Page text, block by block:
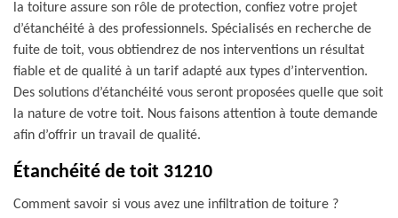
la toiture assure son rôle de protection, confiez votre projet
d’étanchéité à des professionnels. Spécialisés en recherche de
fuite de toit, vous obtiendrez de nos interventions un résultat
fiable et de qualité à un tarif adapté aux types d’intervention.
Des solutions d’étanchéité vous seront proposées quelle que soit
la nature de votre toit. Nous faisons attention à toute demande
afin d’offrir un travail de qualité.
Étanchéité de toit 31210
Comment savoir si vous avez une infiltration de toiture ?